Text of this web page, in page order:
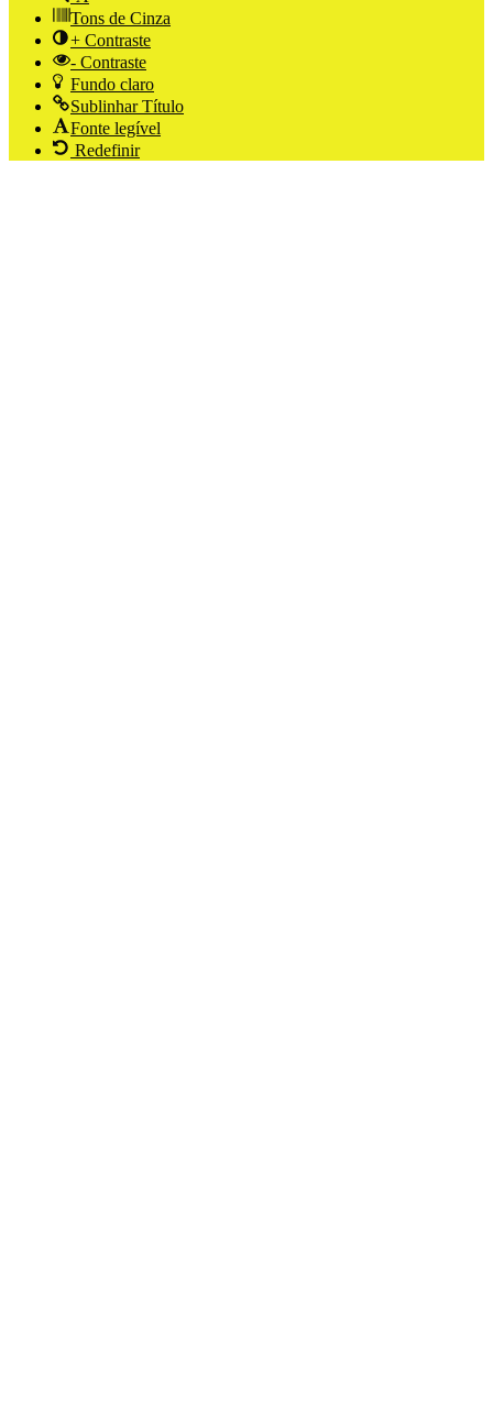
Tons de Cinza
+ Contraste
- Contraste
Fundo claro
Sublinhar Título
Fonte legível
Redefinir